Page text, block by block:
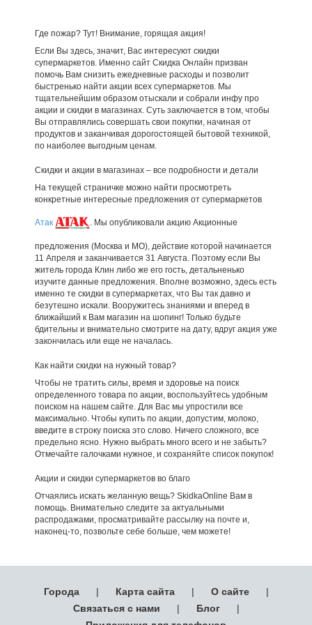
Где пожар? Тут! Внимание, горящая акция!
Если Вы здесь, значит, Вас интересуют скидки
супермаркетов. Именно сайт Скидка Онлайн призван
помочь Вам снизить ежедневные расходы и позволит
быстренько найти акции всех супермаркетов. Мы
тщательнейшим образом отыскали и собрали инфу про
акции и скидки в магазинах. Суть заключается в том, чтобы
Вы отправлялись совершать свои покупки, начиная от
продуктов и заканчивая дорогостоящей бытовой техникой,
по наиболее выгодным ценам.
Скидки и акции в магазинах – все подробности и детали
На текущей страничке можно найти просмотреть
конкретные интересные предложения от супермаркетов
Атак . Мы опубликовали акцию Акционные
предложения (Москва и МО), действие которой начинается
11 Апреля и заканчивается 31 Августа. Поэтому если Вы
житель города Клин либо же его гость, детальненько
изучите данные предложения. Вполне возможно, здесь есть
именно те скидки в супермаркетах, что Вы так давно и
безутешно искали. Вооружитесь знаниями и вперед в
ближайший к Вам магазин на шопинг! Только будьте
бдительны и внимательно смотрите на дату, вдруг акция уже
закончилась или еще не началась.
Как найти скидки на нужный товар?
Чтобы не тратить силы, время и здоровье на поиск
определенного товара по акции, воспользуйтесь удобным
поиском на нашем сайте. Для Вас мы упростили все
максимально. Чтобы купить по акции, допустим, молоко,
введите в строку поиска это слово. Ничего сложного, все
предельно ясно. Нужно выбрать много всего и не забыть?
Отмечайте галочками нужное, и сохраняйте список покупок!
Акции и скидки супермаркетов во благо
Отчаялись искать желанную вещь? SkidkaOnline Вам в
помощь. Внимательно следите за актуальными
распродажами, просматривайте рассылку на почте и,
наконец-то, позвольте себе больше, чем можете!
Города | Карта сайта | О сайте
|
Связаться с нами
| Блог
|